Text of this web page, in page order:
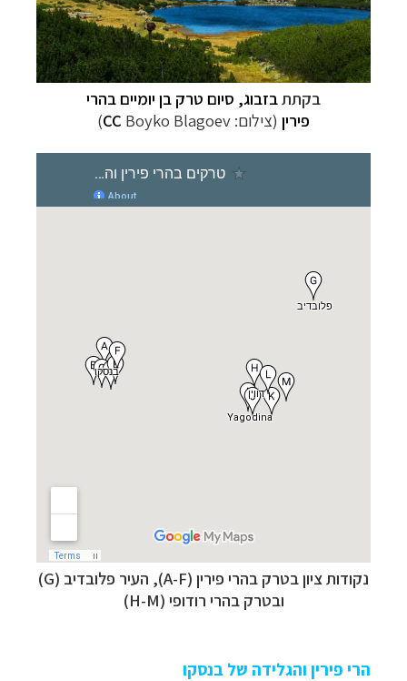
בקתת בזבוג, סיום טרק בן יומיים בהרי
פירין (צילום: CC Boyko Blagoev)
נקודות ציון בטרק בהרי פירין (A-F), העיר פלובדיב (G)
ובטרק בהרי רודופי (H-M)
הרי פירין והגלידה של בנסקו